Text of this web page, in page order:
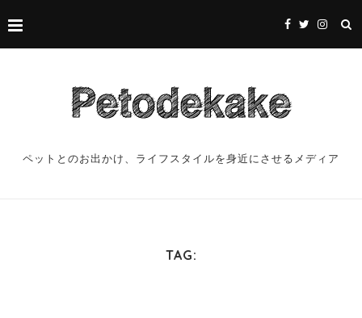
ペットとのお出かけ、ライフスタイルを身近にさせるメディア
TAG: